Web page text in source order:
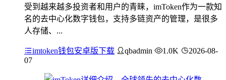
受到越来越多投资者和用户的青睐，imToken作为一款知
名的去中心化数字钱包，支持多链资产的管理，是很多
人存储、...
imtoken钱包安卓版下载 qbadmin 1.0K
2026-08-
07